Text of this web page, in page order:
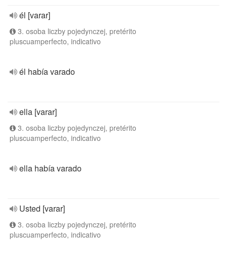
él [varar]
3. osoba liczby pojedynczej, pretérito
pluscuamperfecto, indicativo
él había varado
ella [varar]
3. osoba liczby pojedynczej, pretérito
pluscuamperfecto, indicativo
ella había varado
Usted [varar]
3. osoba liczby pojedynczej, pretérito
pluscuamperfecto, indicativo